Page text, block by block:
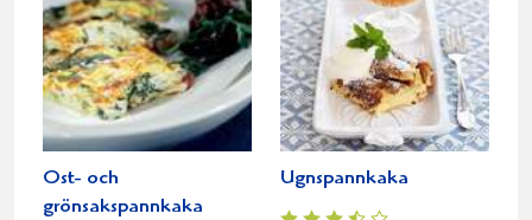
Ost- och
grönsakspannkaka
Ugnspannkaka